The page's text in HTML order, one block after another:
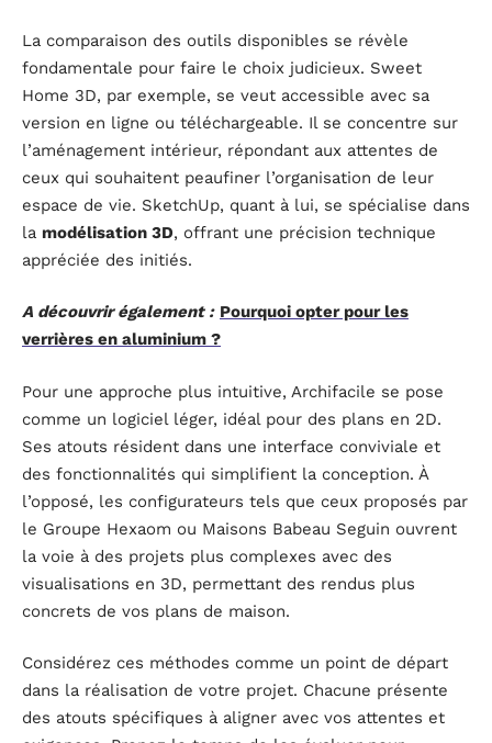
La comparaison des outils disponibles se révèle
fondamentale pour faire le choix judicieux. Sweet
Home 3D, par exemple, se veut accessible avec sa
version en ligne ou téléchargeable. Il se concentre sur
l’aménagement intérieur, répondant aux attentes de
ceux qui souhaitent peaufiner l’organisation de leur
espace de vie. SketchUp, quant à lui, se spécialise dans
la modélisation 3D, offrant une précision technique
appréciée des initiés.
A découvrir également : Pourquoi opter pour les
verrières en aluminium ?
Pour une approche plus intuitive, Archifacile se pose
comme un logiciel léger, idéal pour des plans en 2D.
Ses atouts résident dans une interface conviviale et
des fonctionnalités qui simplifient la conception. À
l’opposé, les configurateurs tels que ceux proposés par
le Groupe Hexaom ou Maisons Babeau Seguin ouvrent
la voie à des projets plus complexes avec des
visualisations en 3D, permettant des rendus plus
concrets de vos plans de maison.
Considérez ces méthodes comme un point de départ
dans la réalisation de votre projet. Chacune présente
des atouts spécifiques à aligner avec vos attentes et